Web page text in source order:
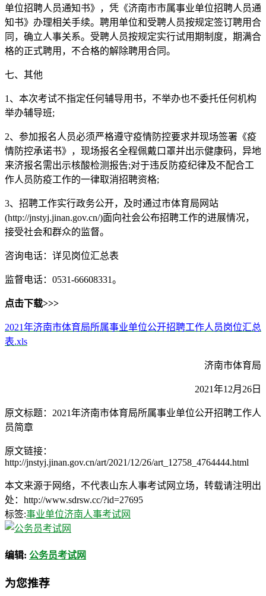
单位招聘人员通知书》，凭《济南市市属事业单位招聘人员通
知书》办理相关手续。聘用单位和受聘人员按规定签订聘用合
同，确立人事关系。受聘人员按规定实行试用期制度，期满合
格的正式聘用，不合格的解除聘用合同。
七、其他
1、本次考试不指定任何辅导用书，不举办也不委托任何机构
举办辅导班;
2、参加报名人员必须严格遵守疫情防控要求并现场签署《疫
情防控承诺书》，现场报名全程佩戴口罩并出示健康码，异地
来济报名需出示核酸检测报告;对于违反防疫纪律及不配合工
作人员防疫工作的一律取消招聘资格;
3、招聘工作实行政务公开，及时通过市体育局网站
(http://jnstyj.jinan.gov.cn/)面向社会公布招聘工作的进展情况，
接受社会和群众的监督。
咨询电话：详见岗位汇总表
监督电话：0531-66608331。
点击下载>>>
2021年济南市体育局所属事业单位公开招聘工作人员岗位汇总
表.xls
济南市体育局
2021年12月26日
原文标题：2021年济南市体育局所属事业单位公开招聘工作人
员简章
原文链接：
http://jnstyj.jinan.gov.cn/art/2021/12/26/art_12758_4764444.html
本文来源于网络，不代表山东人事考试网立场，转载请注明出
处：http://www.sdrsw.cc/?id=27695
标签:事业单位济南人事考试网
编辑: 公务员考试网
为您推荐